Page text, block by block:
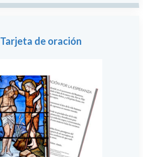
Tarjeta de oración